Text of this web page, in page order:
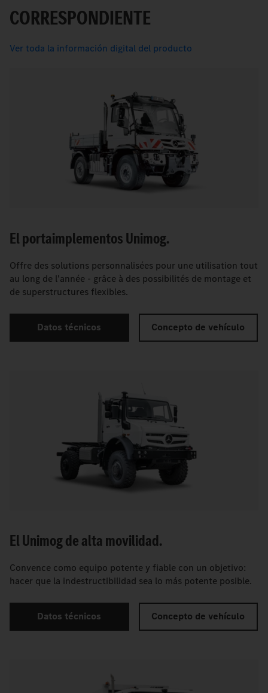
CORRESPONDIENTE
Ver toda la información digital del producto
El portaimplementos Unimog.
Offre des solutions personnalisées pour une utilisation tout
au long de l'année - grâce à des possibilités de montage et
de superstructures flexibles.
Datos técnicos Concepto de vehículo
El Unimog de alta movilidad.
Convence como equipo potente y fiable con un objetivo:
hacer que la indestructibilidad sea lo más potente posible.
Datos técnicos Concepto de vehículo